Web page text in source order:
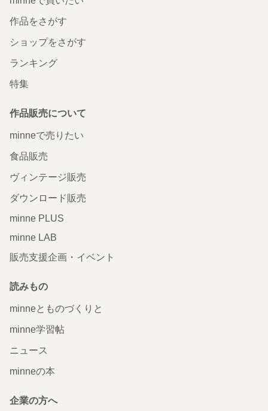
作品をさがす
ショップをさがす
ランキング
特集
作品販売について
minneで売りたい
食品販売
ヴィンテージ販売
ダウンロード販売
minne PLUS
minne LAB
販売支援企画・イベント
読みもの
minneとものづくりと
minne学習帖
ニュース
minneの本
企業の方へ